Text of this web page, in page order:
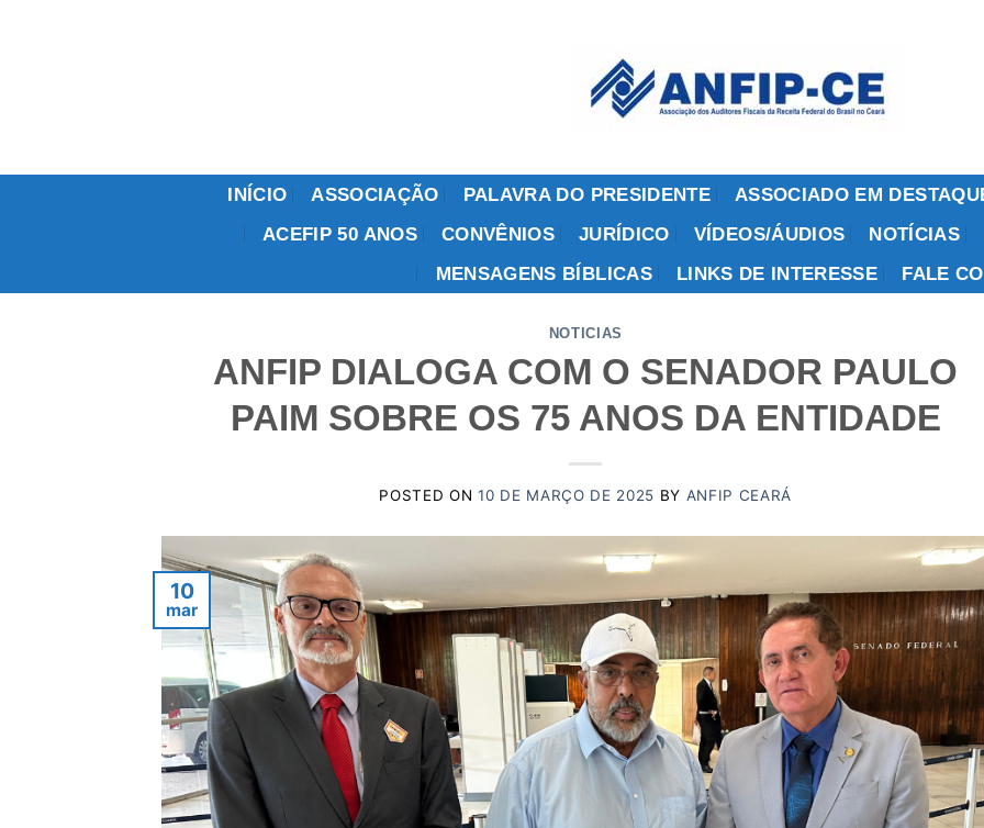
INÍCIO ASSOCIAÇÃO PALAVRA DO PRESIDENTE ASSOCIADO EM
ACEFIP 50 ANOS
CONVÊNIOS JURÍDICO VÍDEOS/ÁUDIOS NOTÍCIAS
MENSAGENS BÍBLICAS
LINKS DE INTERESSE FALE
NOTICIAS
ANFIP DIALOGA COM O SENADOR PAULO
PAIM SOBRE OS 75 ANOS DA ENTIDADE
POSTED ON10 DE MARÇO DE 2025 BY ANFIP CEARÁ
10
mar